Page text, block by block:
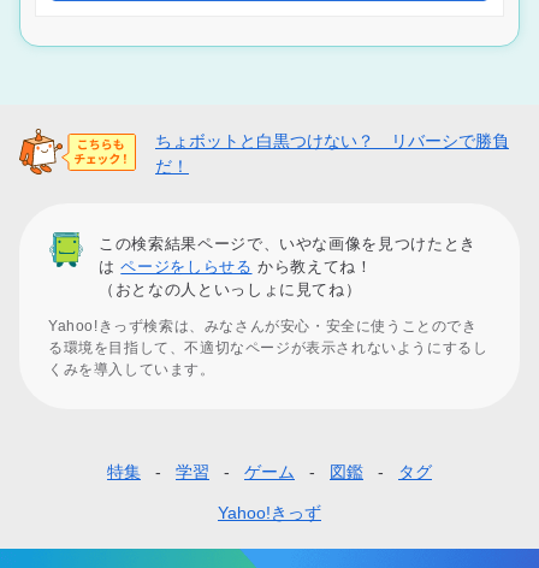
ちょボットと白黒つけない？ リバーシで勝負
だ！
この検索結果ページで、いやな画像を見つけたとき
はページをしらせる から教えてね！
（おとなの人といっしょに見てね）
Yahoo!きっず検索は、みなさんが安心・安全に使うことのでき
る環境を目指して、不適切なページが表示されないようにするし
くみを導入しています。
タ
特集 学習 ゲーム 図鑑 タグ
Yahoo!きっず